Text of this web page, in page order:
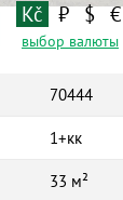
Kč ₽ $ €
выбор валюты
70444
1+кк
33 м²